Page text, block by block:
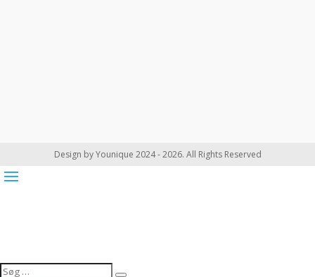
Design by Younique 2024 - 2026. All Rights Reserved